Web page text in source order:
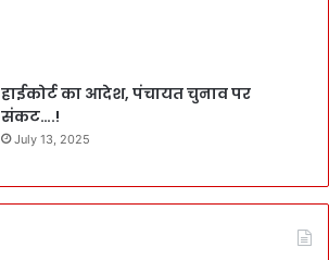
हाईकोर्ट का आदेश, पंचायत चुनाव पर
संकट….!
July 13, 2025